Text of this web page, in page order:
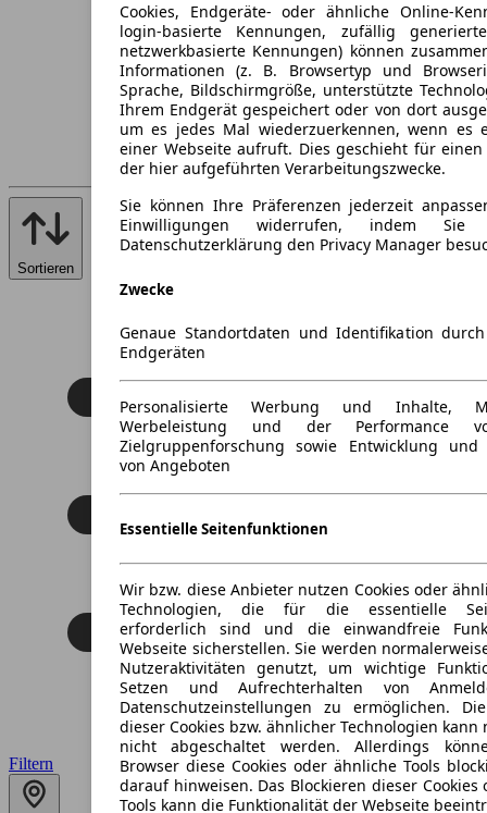
Sortieren
Filtern
Cookies, Endgeräte- oder ähnliche Online-
login-basierte Kennungen, zufällig
netzwerkbasierte Kennungen) können
Informationen (z. B. Browsertyp und
Sprache, Bildschirmgröße, unterstützte
Ihrem Endgerät gespeichert oder von dort
um es jedes Mal wiederzuerkennen, wenn es
einer Webseite aufruft. Dies geschieht für
der hier aufgeführten Verarbeitungszwecke.
Sie können Ihre Präferenzen jederzeit
Einwilligungen widerrufen, indem
Datenschutzerklärung den Privacy Manager
Zwecke
Genaue Standortdaten und Identifikation
Endgeräten
Personalisierte Werbung und Inhalte,
Werbeleistung und der Performance
Zielgruppenforschung sowie Entwicklung und
von Angeboten
Essentielle Seitenfunktionen
Wir bzw. diese Anbieter nutzen Cookies oder
Technologien, die für die essentielle
erforderlich sind und die einwandfreie
Webseite sicherstellen. Sie werden
Nutzeraktivitäten genutzt, um wichtige
Setzen und Aufrechterhalten von
Datenschutzeinstellungen zu ermöglichen.
dieser Cookies bzw. ähnlicher Technologien kann
nicht abgeschaltet werden. Allerdings
Browser diese Cookies oder ähnliche Tools
darauf hinweisen. Das Blockieren dieser
Tools kann die Funktionalität der Webseite